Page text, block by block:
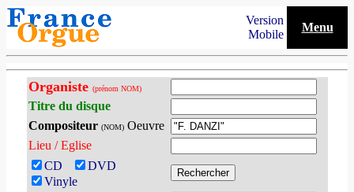
Version
Mobile
Menu
Organiste (prénom NOM)
Titre du disque
Compositeur (NOM)Oeuvre
Lieu / Eglise
CD
DVD
Vinyle